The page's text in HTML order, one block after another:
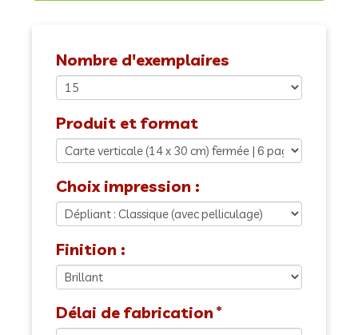
Nombre d'exemplaires
Produit et format
Choix impression :
Finition :
Délai de fabrication